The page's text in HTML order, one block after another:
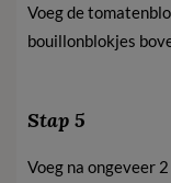
Voeg de
bouillonblokjes
Stap 5
Voeg na ongeveer